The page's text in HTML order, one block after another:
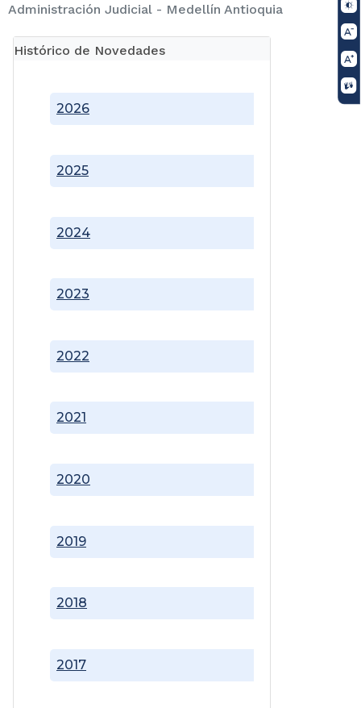
Administración Judicial - Medellín Antioquia
Histórico de Novedades
2017
2018
2019
2020
2021
2022
2023
2024
2025
2026